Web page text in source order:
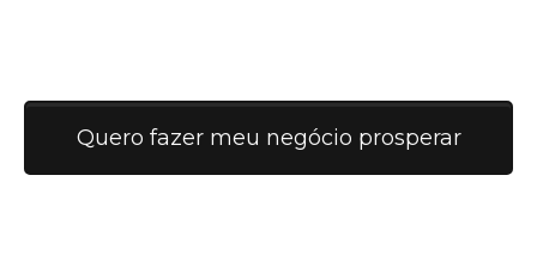
Quero fazer meu negócio prosperar